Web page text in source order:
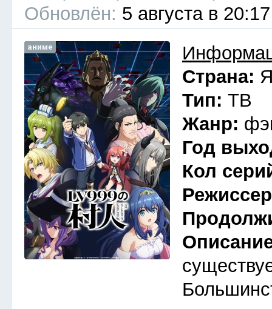
Обновлён: 5 августа в 20:17
аниме
Страна:
Тип: ТВ
Жанр:
Год
Кол